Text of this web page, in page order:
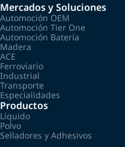
Mercados y Soluciones
Automoción OEM
Automoción Tier One
Automoción Batería
Madera
ACE
Ferroviario
Industrial
Transporte
Especialidades
Productos
Líquido
Polvo
Selladores y Adhesivos